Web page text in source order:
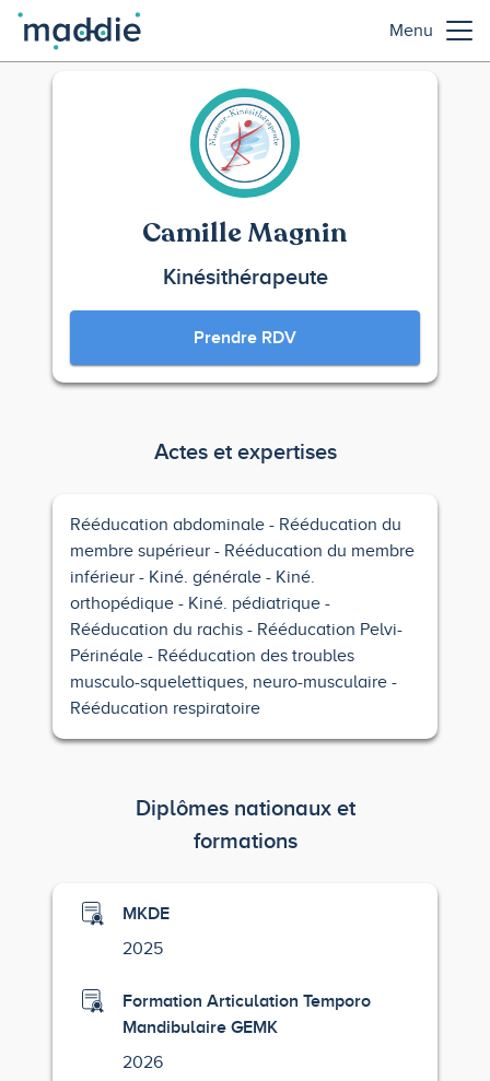
Menu
Camille Magnin
Kinésithérapeute
Prendre RDV
Actes et expertises
Rééducation abdominale
Rééducation du
membre supérieur
Rééducation du membre
inférieur
Kiné. générale
Kiné.
orthopédique
Kiné. pédiatrique
Rééducation du rachis
Rééducation Pelvi-
Périnéale
Rééducation des troubles
musculo-squelettiques, neuro-musculaire
Rééducation respiratoire
Diplômes nationaux et
formations
MKDE
2025
Formation Articulation Temporo
Mandibulaire GEMK
2026